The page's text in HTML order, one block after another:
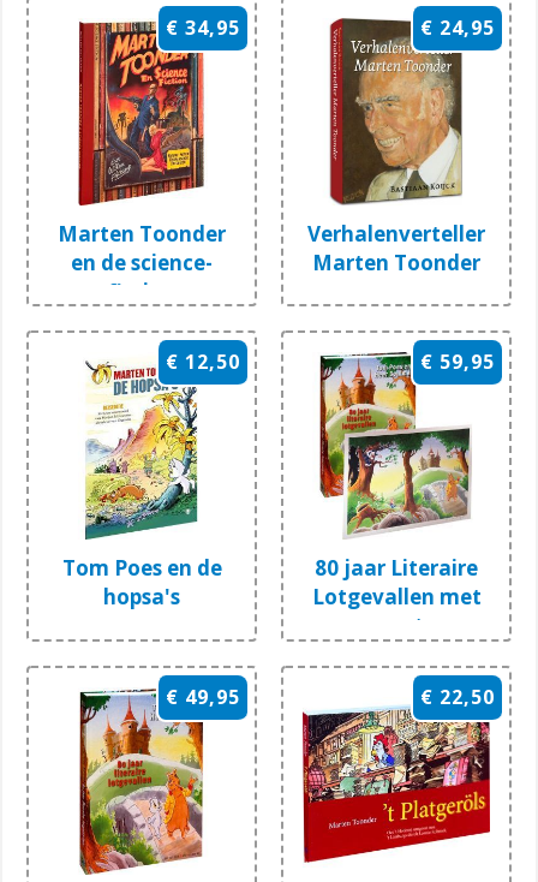
€ 34,95
Marten Toonder
en de science-
fiction
€ 24,95
Verhalenverteller
Marten Toonder
€ 12,50
Tom Poes en de
hopsa's
€ 59,95
80 jaar Literaire
Lotgevallen met
prent
€ 49,95 € 22,50